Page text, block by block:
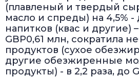
(плавленый и твердый
масло и спреды) на 4,5% -
напитков (квас и другие)
GBP0,61 млн, сократила
продуктов (сухое
другие обезжиренные
продукты) - в 2,2 раза, до